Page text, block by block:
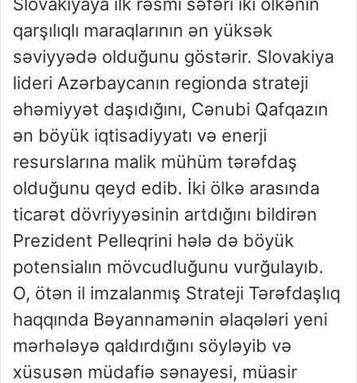
qarşılıqlı maraqlarının ən yüksək
səviyyədə olduğunu göstərir. Slovakiya
lideri Azərbaycanın regionda strateji
əhəmiyyət daşıdığını, Cənubi Qafqazın
ən böyük iqtisadiyyatı və enerji
resurslarına malik mühüm tərəfdaş
olduğunu qeyd edib. İki ölkə arasında
ticarət dövriyyəsinin artdığını bildirən
Prezident Pelleqrini hələ də böyük
potensialın mövcudluğunu vurğulayıb.
O, ötən il imzalanmış Strateji Tərəfdaşlıq
haqqında Bəyannamənin əlaqələri yeni
mərhələyə qaldırdığını söyləyib və
xüsusən müdafiə sənayesi, müasir